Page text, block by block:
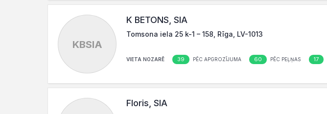
KBSIA
K BETONS, SIA
Tomsona iela 25 k-1 – 158, Rīga, LV-1013
VIETA NOZARĒ 39 PĒC APGROZĪJUMA 60 PĒC PEĻŅAS 17
Floris, SIA